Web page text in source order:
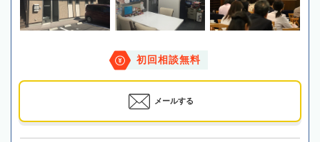
初回相談無料
メールする